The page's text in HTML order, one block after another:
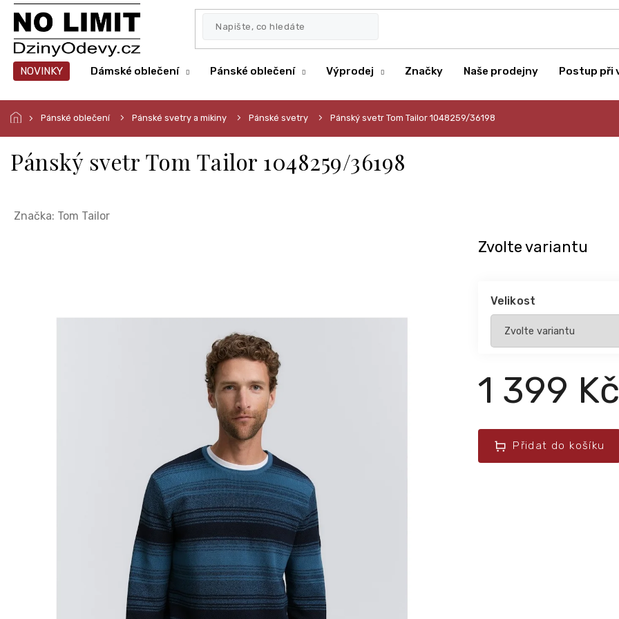
Přejít
obsah
NOVINKY Dámské oblečení Pánské oblečení Výprodej Značky Naše prodejny Postup při
Pánské oblečení Pánské svetry a mikiny Pánské svetry Pánský svetr Tom Tailor 1048259/36198
Pánský svetr Tom Tailor 1048259/36198
Značka: Tom Tailor
1 399 Kč
Zvolte variantu
Velikost
Přidat do košíku